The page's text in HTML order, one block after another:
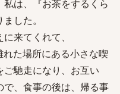
は、『お茶をするくら
した。
来てくれて、
た場所にある小さな喫
馳走になり、お互い
、食事の後は、帰る事